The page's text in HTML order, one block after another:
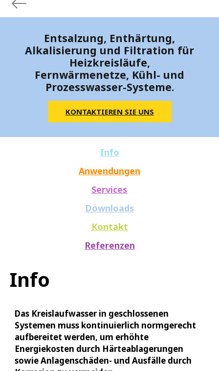
Entsalzung, Enthärtung,
Alkalisierung und Filtration für
Heizkreisläufe,
Fernwärmenetze, Kühl- und
Prozesswasser-Systeme.
KONTAKTIEREN SIE UNS
Info
Anwendungen
Services
Downloads
Kontakt
Referenzen
Info
Das Kreislaufwasser in geschlossenen
Systemen muss kontinuierlich normgerecht
aufbereitet werden, um erhöhte
Energiekosten durch Härteablagerungen
sowie Anlagenschäden- und Ausfälle durch